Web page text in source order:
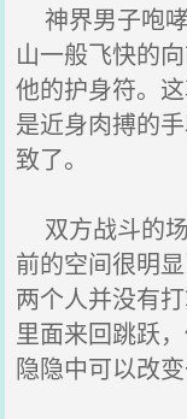
神界男子咆
山一般飞快的
他的护身符。
是近身肉搏的
致了。
双方战斗的
前的空间很明
两个人并没有
里面来回跳跃
隐隐中可以改